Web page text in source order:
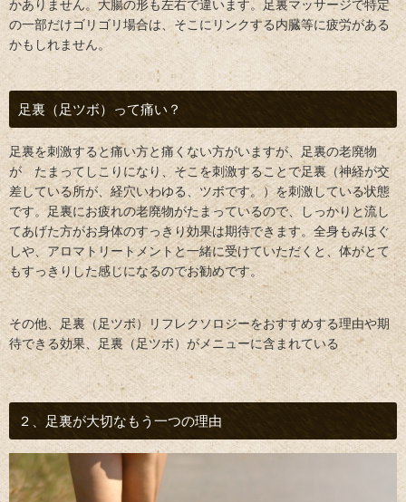
かありません。大腸の形も左右で違います。足裏マッサージで特定
の一部だけゴリゴリ場合は、そこにリンクする内臓等に疲労がある
かもしれません。
足裏（足ツボ）って痛い？
足裏を刺激すると痛い方と痛くない方がいますが、足裏の老廃物
が たまってしこりになり、そこを刺激することで足裏（神経が交
差している所が、経穴いわゆる、ツボです。）を刺激している状態
です。足裏にお疲れの老廃物がたまっているので、しっかりと流し
てあげた方がお身体のすっきり効果は期待できます。全身もみほぐ
しや、アロマトリートメントと一緒に受けていただくと、体がとて
もすっきりした感じになるのでお勧めです。
その他、足裏（足ツボ）リフレクソロジーをおすすめする理由や期
待できる効果、足裏（足ツボ）がメニューに含まれている
２、足裏が大切なもう一つの理由